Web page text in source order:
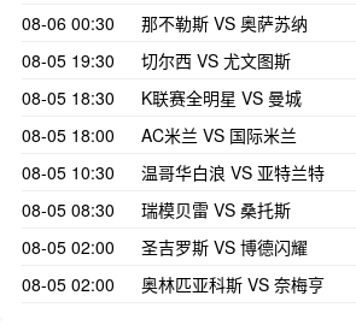
08-06 00:30
那不勒斯 VS 奥萨苏纳
08-05 19:30
切尔西 VS 尤文图斯
08-05 18:30
K联赛全明星 VS 曼城
08-05 18:00
AC米兰 VS 国际米兰
08-05 10:30
温哥华白浪 VS 亚特兰特
08-05 08:30
瑞模贝雷 VS 桑托斯
08-05 02:00
圣吉罗斯 VS 博德闪耀
08-05 02:00
奥林匹亚科斯 VS 奈梅亨